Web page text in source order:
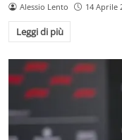
Alessio Lento 14 Aprile
Leggi di più